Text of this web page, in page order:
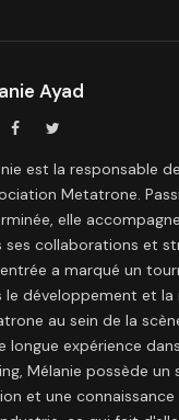
Ayad
FacebookTwitter
est la responsable
Metatrone.
elle
ses collaborations et
a marqué un
le développement et la
au sein de la
longue expérience
Mélanie possède un
et une